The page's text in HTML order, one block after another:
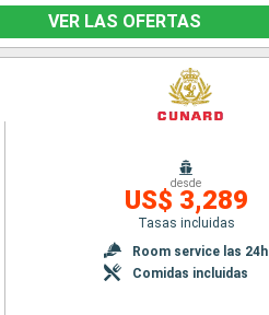
VER LAS OFERTAS
desde
US$ 3,289
Tasas incluidas
Room service las 24h
Comidas incluidas